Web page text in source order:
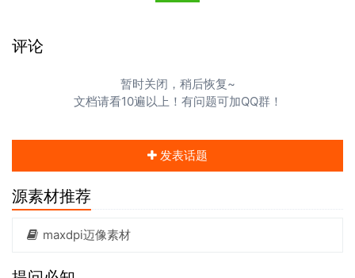
评论
暂时关闭，稍后恢复~
文档请看10遍以上！有问题可加QQ群！
发表话题
源素材推荐
maxdpi迈像素材